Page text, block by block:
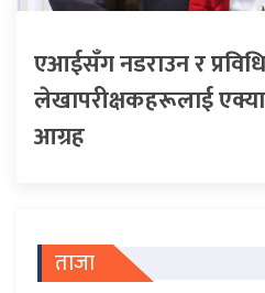
एआईसँग नडराउन र
लेखापरीक्षकहरूलाई
आग्रह
ताजा